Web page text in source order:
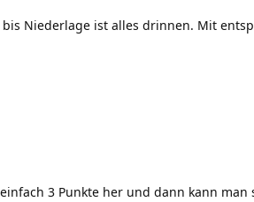
Niederlage ist alles drinnen. Mit
3 Punkte her und dann kann man